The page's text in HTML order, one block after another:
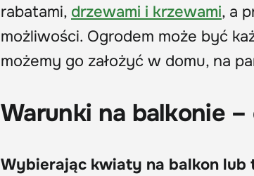
rabatami, drzewami i krzewami, a
możliwości. Ogrodem może być
możemy go założyć w domu, na
Warunki na balkonie –
Wybierając kwiaty na balkon lub